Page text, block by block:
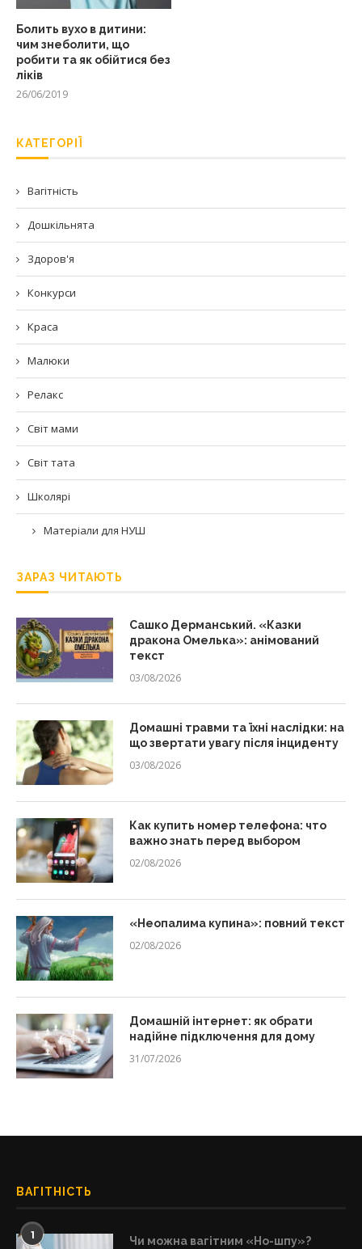
Болить вухо в дитини:
чим знеболити, що
робити та як обійтися без
ліків
26/06/2019
КАТЕГОРІЇ
Вагітність
Дошкільнята
Здоров'я
Конкурси
Краса
Малюки
Релакс
Світ мами
Світ тата
Школярі
Матеріали для НУШ
ЗАРАЗ ЧИТАЮТЬ
Сашко Дерманський. «Казки
дракона Омелька»: анімований
текст
03/08/2026
Домашні травми та їхні наслідки: на
що звертати увагу після інциденту
03/08/2026
Как купить номер телефона: что
важно знать перед выбором
02/08/2026
«Неопалима купина»: повний текст
02/08/2026
Домашній інтернет: як обрати
надійне підключення для дому
31/07/2026
ВАГІТНІСТЬ
1 Чи можна вагітним «Но-шпу»?